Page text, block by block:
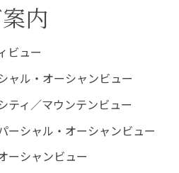
内
ビュー
ャル・オーシャンビュー
ティ／マウンテンビュー
ーシャル・オーシャンビュー
ーシャンビュー